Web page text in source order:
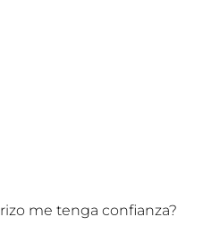
me tenga confianza?